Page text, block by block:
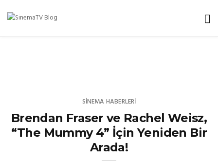
SINEMA HABERLERI
Brendan Fraser ve Rachel Weisz,
“The Mummy 4” İçin Yeniden Bir
Arada!